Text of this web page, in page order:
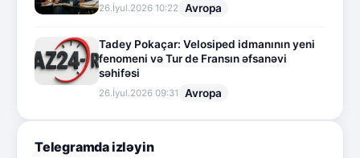
26.İyul.2026 10:22 Avropa
Tadey Pokaçar: Velosiped idmanının yeni
fenomeni və Tur de Fransın əfsanəvi
səhifəsi
26.İyul.2026 09:31 Avropa
Telegramda izləyin